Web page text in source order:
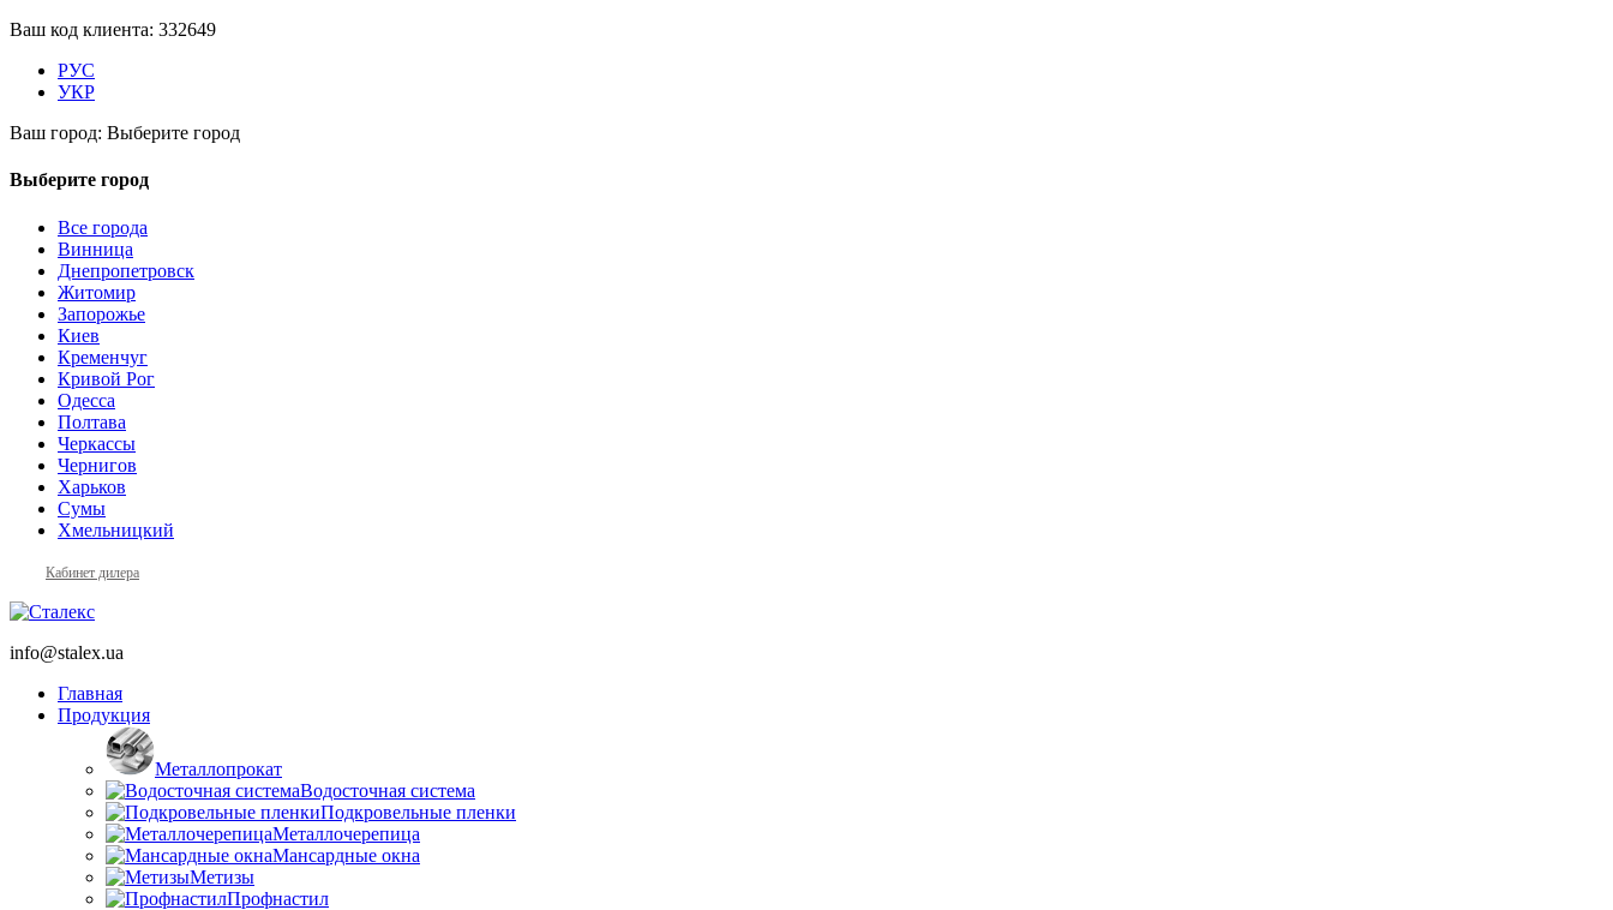
Ваш код клиента: 332649
РУС
УКР
Ваш город: Выберите город
Выберите город
Все города
Винница
Днепропетровск
Житомир
Запорожье
Киев
Кременчуг
Кривой Рог
Одесса
Полтава
Черкассы
Чернигов
Харьков
Сумы
Хмельницкий
Кабинет дилера
info@stalex.ua
Главная
Продукция
Металлопрокат
Водосточная система
Подкровельные пленки
Металлочерепица
Мансардные окна
Метизы
Профнастил